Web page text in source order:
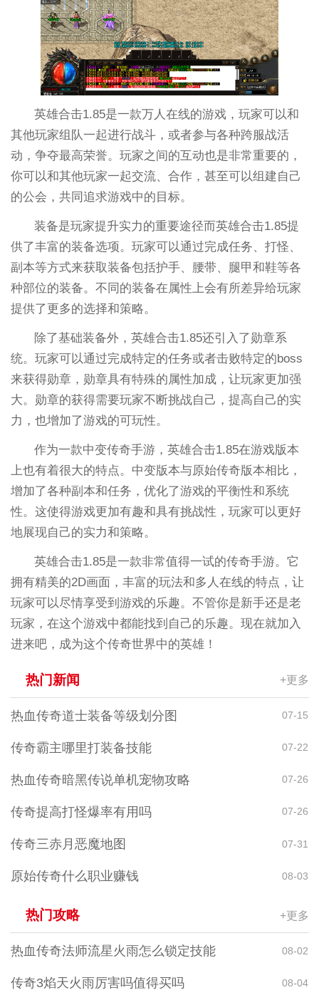
英雄合击1.85是一款万人在线的游戏，玩家可以和
其他玩家组队一起进行战斗，或者参与各种跨服战活
动，争夺最高荣誉。玩家之间的互动也是非常重要的，
你可以和其他玩家一起交流、合作，甚至可以组建自己
的公会，共同追求游戏中的目标。
装备是玩家提升实力的重要途径而英雄合击1.85提
供了丰富的装备选项。玩家可以通过完成任务、打怪、
副本等方式来获取装备包括护手、腰带、腿甲和鞋等各
种部位的装备。不同的装备在属性上会有所差异给玩家
提供了更多的选择和策略。
除了基础装备外，英雄合击1.85还引入了勋章系
统。玩家可以通过完成特定的任务或者击败特定的boss
来获得勋章，勋章具有特殊的属性加成，让玩家更加强
大。勋章的获得需要玩家不断挑战自己，提高自己的实
力，也增加了游戏的可玩性。
作为一款中变传奇手游，英雄合击1.85在游戏版本
上也有着很大的特点。中变版本与原始传奇版本相比，
增加了各种副本和任务，优化了游戏的平衡性和系统
性。这使得游戏更加有趣和具有挑战性，玩家可以更好
地展现自己的实力和策略。
英雄合击1.85是一款非常值得一试的传奇手游。它
拥有精美的2D画面，丰富的玩法和多人在线的特点，让
玩家可以尽情享受到游戏的乐趣。不管你是新手还是老
玩家，在这个游戏中都能找到自己的乐趣。现在就加入
进来吧，成为这个传奇世界中的英雄！
热门新闻 +更多
热血传奇道士装备等级划分图 07-15
传奇霸主哪里打装备技能 07-22
热血传奇暗黑传说单机宠物攻略 07-26
传奇提高打怪爆率有用吗 07-26
传奇三赤月恶魔地图 07-31
原始传奇什么职业赚钱 08-03
热门攻略 +更多
热血传奇法师流星火雨怎么锁定技能 08-02
传奇3焰天火雨厉害吗值得买吗 08-04